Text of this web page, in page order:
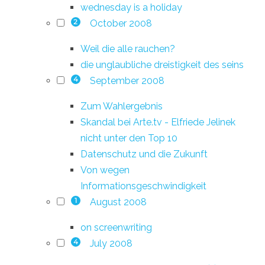
wednesday is a holiday
2 October 2008
Weil die alle rauchen?
die unglaubliche dreistigkeit des seins
4 September 2008
Zum Wahlergebnis
Skandal bei Arte.tv - Elfriede Jelinek
nicht unter den Top 10
Datenschutz und die Zukunft
Von wegen
Informationsgeschwindigkeit
1 August 2008
on screenwriting
4 July 2008